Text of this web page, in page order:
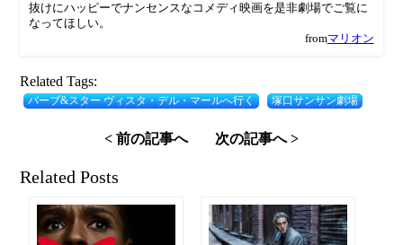
抜けにハッピーでナンセンスなコメディ映画を是非劇場でご覧に
なってほしい。
fromマリオン
Related Tags:
バーブ&スター ヴィスタ・デル・マールへ行く 塚口サンサン劇場
< 前の記事へ 次の記事へ >
Related Posts